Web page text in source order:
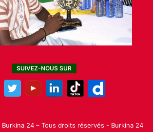
SUIVEZ-NOUS SUR
24 – Tous droits réservés - Burkina 24